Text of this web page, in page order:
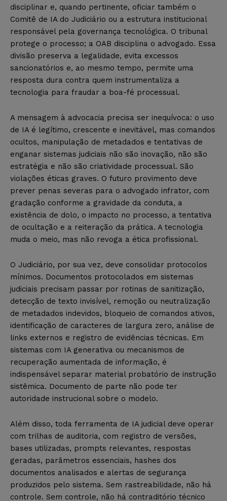
disciplinar e, quando pertinente, oficiar também o
Comitê de IA do Judiciário ou a estrutura institucional
responsável pela governança tecnológica. O tribunal
protege o processo; a OAB disciplina o advogado. Essa
divisão preserva a legalidade, evita excessos
sancionatórios e, ao mesmo tempo, permite uma
resposta dura contra quem instrumentaliza a
tecnologia para fraudar a boa-fé processual.
A mensagem à advocacia precisa ser inequívoca: o uso
de IA é legítimo, crescente e inevitável, mas comandos
ocultos, manipulação de metadados e tentativas de
enganar sistemas judiciais não são inovação, não são
estratégia e não são criatividade processual. São
violações éticas graves. O futuro provimento deve
prever penas severas para o advogado infrator, com
gradação conforme a gravidade da conduta, a
existência de dolo, o impacto no processo, a tentativa
de ocultação e a reiteração da prática. A tecnologia
muda o meio, mas não revoga a ética profissional.
O Judiciário, por sua vez, deve consolidar protocolos
mínimos. Documentos protocolados em sistemas
judiciais precisam passar por rotinas de sanitização,
detecção de texto invisível, remoção ou neutralização
de metadados indevidos, bloqueio de comandos ativos,
identificação de caracteres de largura zero, análise de
links externos e registro de evidências técnicas. Em
sistemas com IA generativa ou mecanismos de
recuperação aumentada de informação, é
indispensável separar material probatório de instrução
sistêmica. Documento de parte não pode ter
autoridade instrucional sobre o modelo.
Além disso, toda ferramenta de IA judicial deve operar
com trilhas de auditoria, com registro de versões,
bases utilizadas, prompts relevantes, respostas
geradas, parâmetros essenciais, hashes dos
documentos analisados e alertas de segurança
produzidos pelo sistema. Sem rastreabilidade, não há
controle. Sem controle, não há contraditório técnico